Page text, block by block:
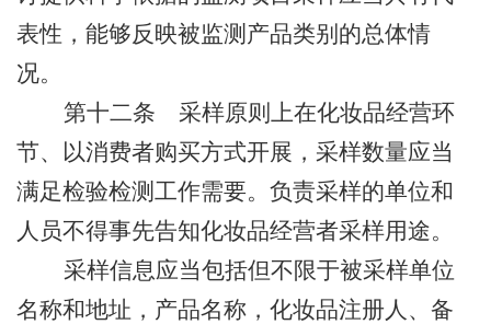
表性，能够反映被监测产品类别的总体情
况。
第十二条 采样原则上在化妆品经营环
节、以消费者购买方式开展，采样数量应当
满足检验检测工作需要。负责采样的单位和
人员不得事先告知化妆品经营者采样用途。
采样信息应当包括但不限于被采样单位
名称和地址，产品名称，化妆品注册人、备